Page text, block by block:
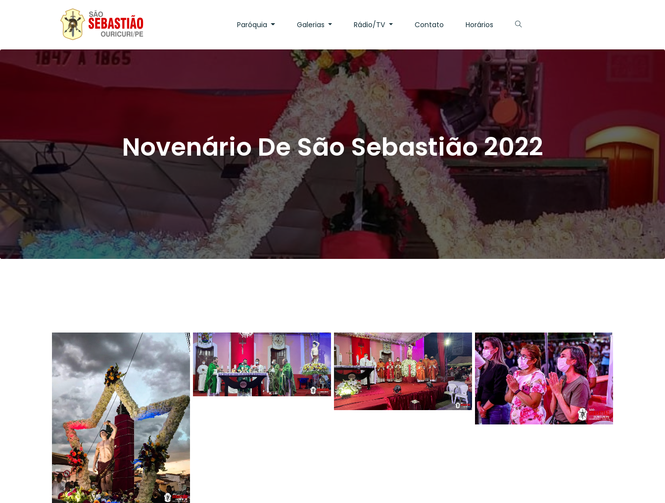
Paróquia Galerias Rádio/TV Contato Horários
Novenário De São Sebastião 2022